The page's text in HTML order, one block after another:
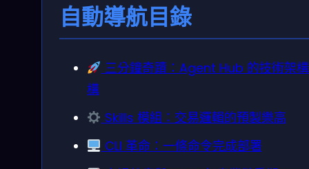
自動導航目錄
三分鐘奇蹟：Agent Hub 的技術架
構
Skills 模組：交易邏輯的預製樂高
CLI 革命：一條命令完成部署